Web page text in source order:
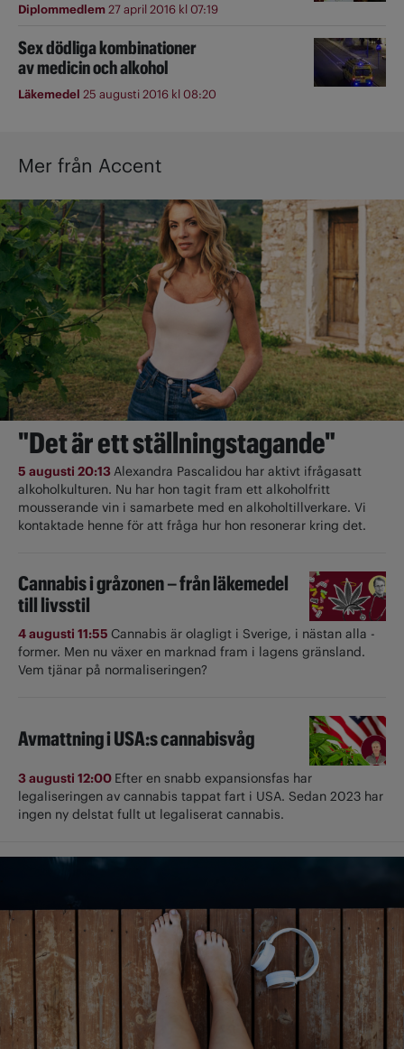
Diplommedlem27 april 2016 kl 07:19
Sex dödliga kombinationer
av medicin och alkohol
Läkemedel 25 augusti 2016 kl 08:20
Mer från Accent
"Det är ett ställningstagande"
5 augusti 20:13Alexandra Pascalidou har aktivt ifrågasatt
alkoholkulturen. Nu har hon tagit fram ett alkoholfritt
mousserande vin i samarbete med en alkoholtillverkare. Vi
kontaktade henne för att fråga hur hon resonerar kring det.
Cannabis i gråzonen – från läkemedel
till livsstil
4 augusti 11:55 Cannabis är olagligt i ­Sverige, i nästan alla ­
former. Men nu växer en marknad fram i lagens gränsland.
Vem tjänar på normaliseringen?
Avmattning i USA:s cannabisvåg
3 augusti 12:00 Efter en snabb expansionsfas har
legaliseringen av cannabis tappat fart i USA. Sedan 2023 har
ingen ny delstat fullt ut ­legaliserat cannabis.